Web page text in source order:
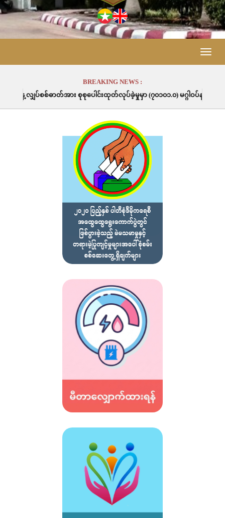
Toggle
BREAKING NEWS :
ပေါင်းထုတ်လုပ်ခဲ့မှုမှာ (၇၀၁၀၁.၀) မဂ္ဂါဝပ်နာရီဖြစ်ပါသည်။